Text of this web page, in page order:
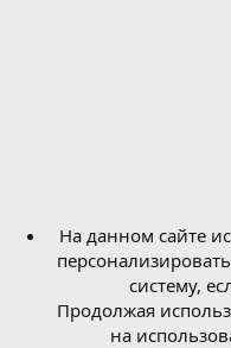
На данном сайте
систему,
Продолжая
на